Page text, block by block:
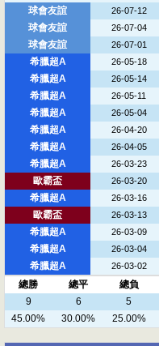
球會友誼
26-07-12
球會友誼
26-07-04
球會友誼
26-07-01
希臘超A
26-05-18
希臘超A
26-05-14
希臘超A
26-05-11
希臘超A
26-05-04
希臘超A
26-04-20
希臘超A
26-04-05
希臘超A
26-03-23
歐霸盃
26-03-20
希臘超A
26-03-16
歐霸盃
26-03-13
希臘超A
26-03-09
希臘超A
26-03-04
希臘超A
26-03-02
總勝
總平 總負
9
6 5
45.00%
30.00% 25.00%